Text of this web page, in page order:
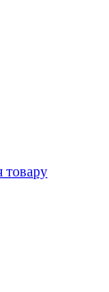
товару